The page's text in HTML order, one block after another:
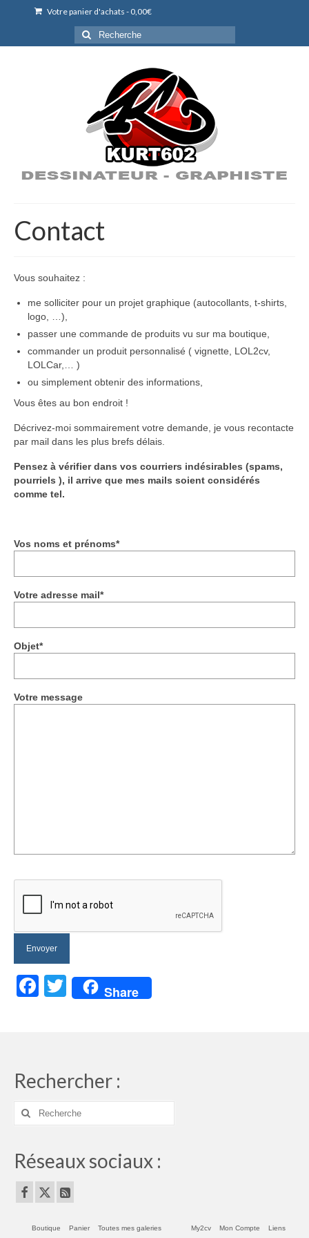
Votre panier d'achats - 0,00€
Rechercher
:
Contact
Vous souhaitez :
me solliciter pour un projet graphique (autocollants, t-shirts,
logo, …),
passer une commande de produits vu sur ma boutique,
commander un produit personnalisé ( vignette, LOL2cv,
LOLCar,… )
ou simplement obtenir des informations,
Vous êtes au bon endroit !
Décrivez-moi sommairement votre demande, je vous recontacte
par mail dans les plus brefs délais.
Pensez à vérifier dans vos courriers indésirables (spams,
pourriels ), il arrive que mes mails soient considérés
comme tel.
Vos noms et prénoms*
Votre adresse mail*
Objet*
Votre message
Facebook
Twitter
Share
Rechercher :
Rechercher
Réseaux sociaux :
Boutique Panier Toutes mes galeries My2cv Mon Compte Liens